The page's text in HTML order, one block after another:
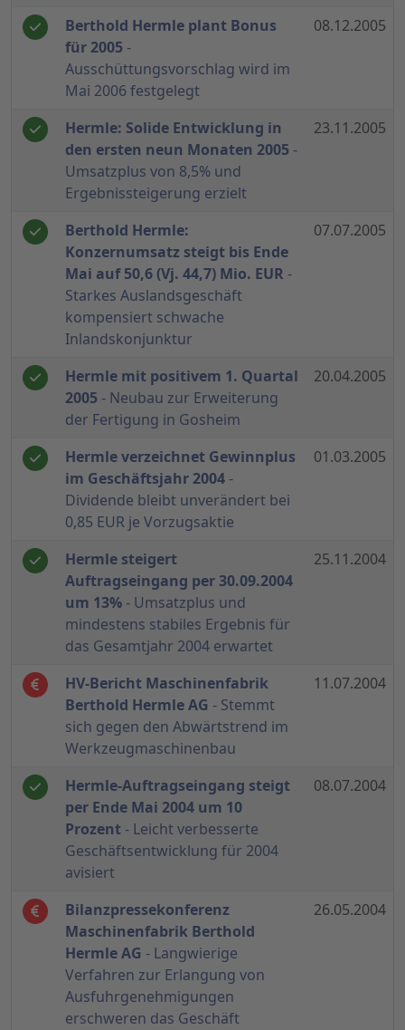
Berthold Hermle plant Bonus
für 2005-
Ausschüttungsvorschlag wird im
Mai 2006 festgelegt
08.12.2005
Hermle: Solide Entwicklung in
den ersten neun Monaten 2005 -
Umsatzplus von 8,5% und
Ergebnissteigerung erzielt
23.11.2005
Berthold Hermle:
Konzernumsatz steigt bis Ende
Mai auf 50,6 (Vj. 44,7) Mio. EUR -
Starkes Auslandsgeschäft
kompensiert schwache
Inlandskonjunktur
07.07.2005
Hermle mit positivem 1. Quartal
2005 - Neubau zur Erweiterung
der Fertigung in Gosheim
20.04.2005
Hermle verzeichnet Gewinnplus
im Geschäftsjahr 2004-
Dividende bleibt unverändert bei
0,85 EUR je Vorzugsaktie
01.03.2005
Hermle steigert
Auftragseingang per 30.09.2004
um 13% - Umsatzplus und
mindestens stabiles Ergebnis für
das Gesamtjahr 2004 erwartet
25.11.2004
HV-Bericht Maschinenfabrik
Berthold Hermle AG - Stemmt
sich gegen den Abwärtstrend im
Werkzeugmaschinenbau
11.07.2004
Hermle-Auftragseingang steigt
per Ende Mai 2004 um 10
Prozent - Leicht verbesserte
Geschäftsentwicklung für 2004
avisiert
08.07.2004
Bilanzpressekonferenz
Maschinenfabrik Berthold
Hermle AG - Langwierige
Verfahren zur Erlangung von
Ausfuhrgenehmigungen
erschweren das Geschäft
26.05.2004